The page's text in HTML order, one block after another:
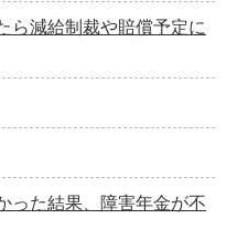
ら減給制裁や賠償予定に
った結果、障害年金が不